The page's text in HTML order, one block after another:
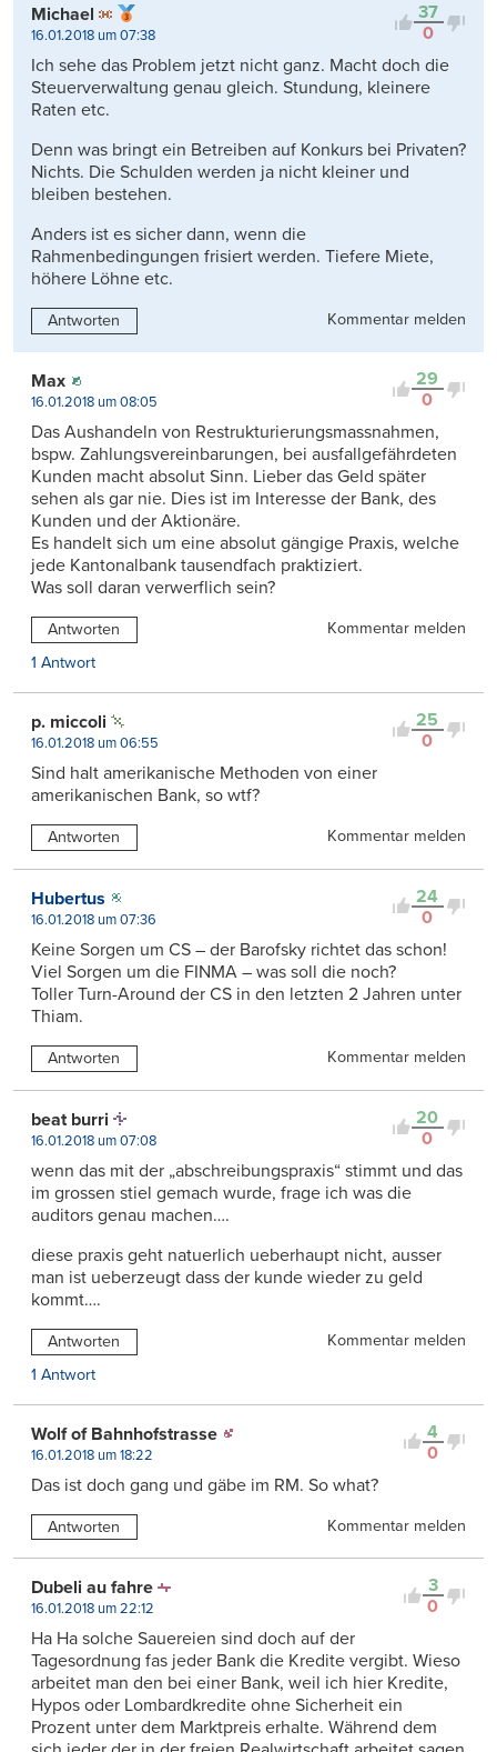
37
0
Michael
16.01.2018 um 07:38
Ich sehe das Problem jetzt nicht ganz. Macht doch die
Steuerverwaltung genau gleich. Stundung, kleinere
Raten etc.
Denn was bringt ein Betreiben auf Konkurs bei Privaten?
Nichts. Die Schulden werden ja nicht kleiner und
bleiben bestehen.
Anders ist es sicher dann, wenn die
Rahmenbedingungen frisiert werden. Tiefere Miete,
höhere Löhne etc.
Antworten Kommentar melden
29
0
Max
16.01.2018 um 08:05
Das Aushandeln von Restrukturierungsmassnahmen,
bspw. Zahlungsvereinbarungen, bei ausfallgefährdeten
Kunden macht absolut Sinn. Lieber das Geld später
sehen als gar nie. Dies ist im Interesse der Bank, des
Kunden und der Aktionäre.
Es handelt sich um eine absolut gängige Praxis, welche
jede Kantonalbank tausendfach praktiziert.
Was soll daran verwerflich sein?
Antworten
Kommentar melden
1 Antwort
25
0
p. miccoli
16.01.2018 um 06:55
Sind halt amerikanische Methoden von einer
amerikanischen Bank, so wtf?
Antworten Kommentar melden
24
0
Hubertus
16.01.2018 um 07:36
Keine Sorgen um CS – der Barofsky richtet das schon!
Viel Sorgen um die FINMA – was soll die noch?
Toller Turn-Around der CS in den letzten 2 Jahren unter
Thiam.
Antworten Kommentar melden
20
0
beat burri
16.01.2018 um 07:08
wenn das mit der „abschreibungspraxis“ stimmt und das
im grossen stiel gemach wurde, frage ich was die
auditors genau machen….
diese praxis geht natuerlich ueberhaupt nicht, ausser
man ist ueberzeugt dass der kunde wieder zu geld
kommt….
Antworten
Kommentar melden
1 Antwort
4
0
Wolf of Bahnhofstrasse
16.01.2018 um 18:22
Das ist doch gang und gäbe im RM. So what?
Antworten Kommentar melden
3
0
Dubeli au fahre
16.01.2018 um 22:12
Ha Ha solche Sauereien sind doch auf der
Tagesordnung fas jeder Bank die Kredite vergibt. Wieso
arbeitet man den bei einer Bank, weil ich hier Kredite,
Hypos oder Lombardkredite ohne Sicherheit ein
Prozent unter dem Marktpreis erhalte. Während dem